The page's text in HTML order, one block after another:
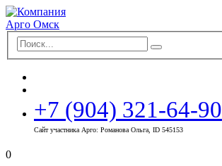
+7 (904) 321-64-90
Сайт участника Арго: Романова Ольга, ID 545153
0